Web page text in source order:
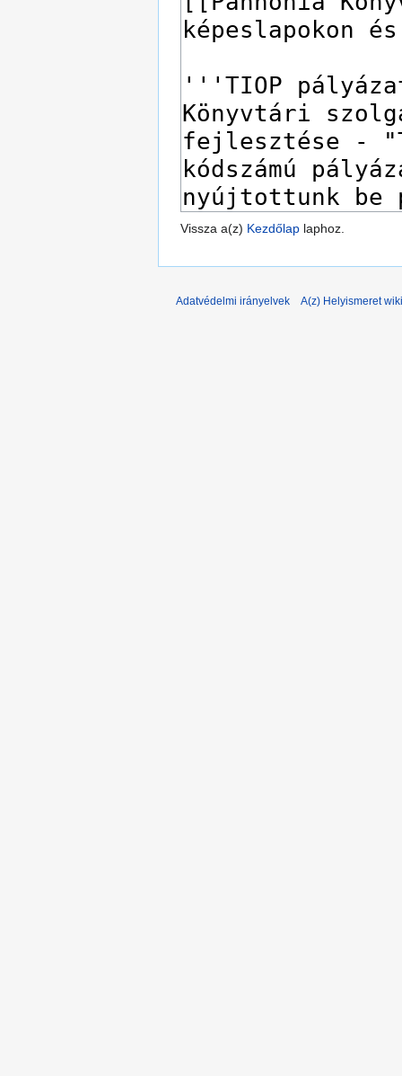
Vissza a(z) Kezdőlap laphoz.
Adatvédelmi irányelvek A(z) Helyismeret